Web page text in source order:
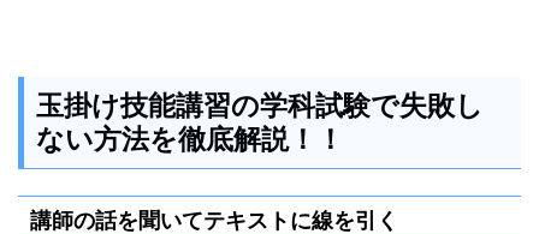
玉掛け技能講習の学科試験で失敗し
ない方法を徹底解説！！
講師の話を聞いてテキストに線を引く